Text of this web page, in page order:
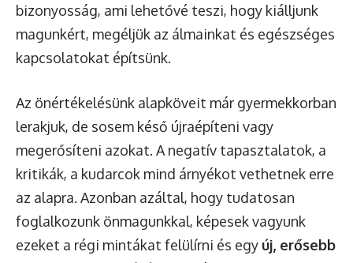
bizonyosság, ami lehetővé teszi, hogy kiálljunk
magunkért, megéljük az álmainkat és egészséges
kapcsolatokat építsünk.
Az önértékelésünk alapköveit már gyermekkorban
lerakjuk, de sosem késő újraépíteni vagy
megerősíteni azokat. A negatív tapasztalatok, a
kritikák, a kudarcok mind árnyékot vethetnek erre
az alapra. Azonban azáltal, hogy tudatosan
foglalkozunk önmagunkkal, képesek vagyunk
ezeket a régi mintákat felülírni és egy új, erősebb